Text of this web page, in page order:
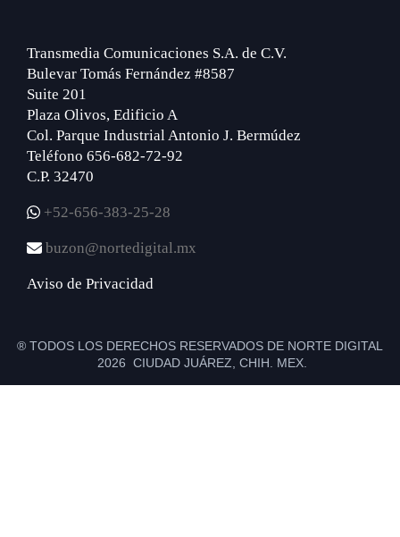
Transmedia Comunicaciones S.A. de C.V.
Bulevar Tomás Fernández #8587
Suite 201
Plaza Olivos, Edificio A
Col. Parque Industrial Antonio J. Bermúdez
Teléfono 656-682-72-92
C.P. 32470
+52-656-383-25-28
buzon@nortedigital.mx
Aviso de Privacidad
® TODOS LOS DERECHOS RESERVADOS DE NORTE DIGITAL
2026 CIUDAD JUÁREZ, CHIH. MEX.